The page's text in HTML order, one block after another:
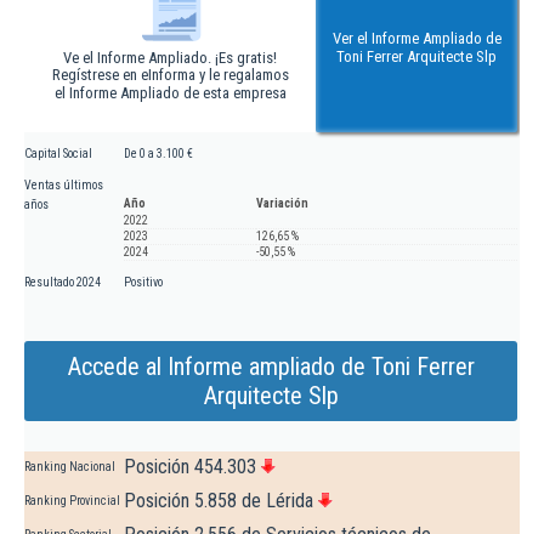
Ve el Informe Ampliado. ¡Es gratis!
Regístrese en eInforma y le regalamos
el Informe Ampliado de esta empresa
Ver el Informe Ampliado de
Toni Ferrer Arquitecte Slp
Capital Social De 0 a 3.100 €
Ventas últimos
años
Año
Variación
2022
2023
126,65 %
2024
-50,55 %
Resultado 2024 Positivo
Accede al Informe ampliado de Toni Ferrer
Arquitecte Slp
Ranking Nacional Posición 454.303
Ranking Provincial Posición 5.858 de Lérida